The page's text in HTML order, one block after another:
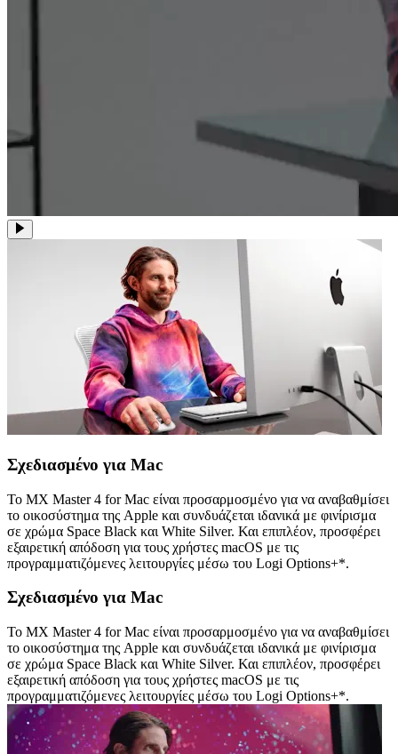
Σχεδιασμένο για Mac
Το MX Master 4 for Mac είναι προσαρμοσμένο για να αναβαθμίσει
το οικοσύστημα της Apple και συνδυάζεται ιδανικά με φινίρισμα
σε χρώμα Space Black και White Silver. Και επιπλέον, προσφέρει
εξαιρετική απόδοση για τους χρήστες macOS με τις
προγραμματιζόμενες λειτουργίες μέσω του Logi Options+*.
Σχεδιασμένο για Mac
Το MX Master 4 for Mac είναι προσαρμοσμένο για να αναβαθμίσει
το οικοσύστημα της Apple και συνδυάζεται ιδανικά με φινίρισμα
σε χρώμα Space Black και White Silver. Και επιπλέον, προσφέρει
εξαιρετική απόδοση για τους χρήστες macOS με τις
προγραμματιζόμενες λειτουργίες μέσω του Logi Options+*.